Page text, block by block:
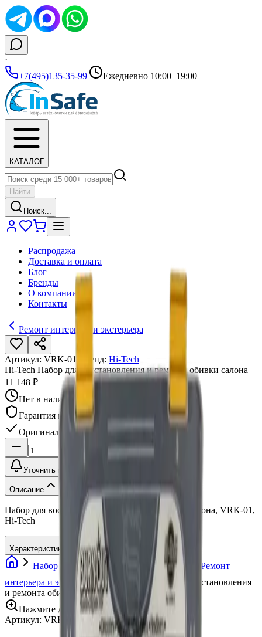
·
+7(495)135-35-99| Ежедневно 10:00–19:00
КАТАЛОГ
Найти
Поиск...
Распродажа
Доставка и оплата
Блог
Бренды
О компании
Контакты
Ремонт интерьера и экстерьера
Артикул: VRK-01 Бренд: Hi-Tech
Hi-Tech Набор для восстановления и ремонта обивки салона
11 148 ₽
Нет в наличии
Гарантия качества
Оригинал
Уточнить наличие
Описание
Набор для восстановления и ремонта обивки салона, VRK-01,
Hi-Tech
Характеристики
Набор оборудования - готовый бизнес
Ремонт
интерьера и экстерьера
Hi-Tech Набор для восстановления
и ремонта обивки салона
Нажмите для увеличения
Артикул: VRK-01 Бренд: Hi-Tech